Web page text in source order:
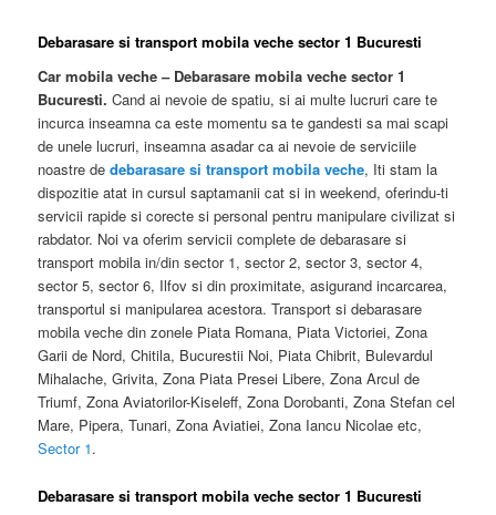
Debarasare si transport mobila veche sector 1 Bucuresti
Car mobila veche – Debarasare mobila veche sector 1
Bucuresti.Cand ai nevoie de spatiu, si ai multe lucruri care te
incurca inseamna ca este momentu sa te gandesti sa mai scapi
de unele lucruri, inseamna asadar ca ai nevoie de serviciile
noastre dedebarasare si transport mobila veche, Iti stam la
dispozitie atat in cursul saptamanii cat si in weekend, oferindu-ti
servicii rapide si corecte si personal pentru manipulare civilizat si
rabdator. Noi va oferim servicii complete de debarasare si
transport mobila in/din sector 1, sector 2, sector 3, sector 4,
sector 5, sector 6, Ilfov si din proximitate, asigurand incarcarea,
transportul si manipularea acestora. Transport si debarasare
mobila veche din zonele Piata Romana, Piata Victoriei, Zona
Garii de Nord, Chitila, Bucurestii Noi, Piata Chibrit, Bulevardul
Mihalache, Grivita, Zona Piata Presei Libere, Zona Arcul de
Triumf, Zona Aviatorilor-Kiseleff, Zona Dorobanti, Zona Stefan cel
Mare, Pipera, Tunari, Zona Aviatiei, Zona Iancu Nicolae etc,
Sector 1.
Debarasare si transport mobila veche sector 1 Bucuresti